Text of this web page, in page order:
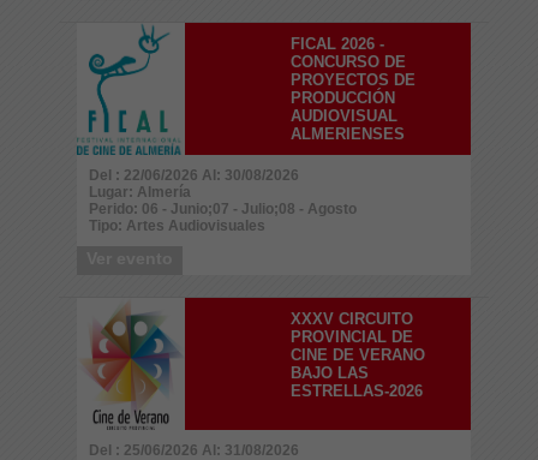
FICAL 2026 -
CONCURSO DE
PROYECTOS DE
PRODUCCIÓN
AUDIOVISUAL
ALMERIENSES
Del : 22/06/2026 Al: 30/08/2026
Lugar: Almería
Perido: 06 - Junio;07 - Julio;08 - Agosto
Tipo: Artes Audiovisuales
XXXV CIRCUITO
PROVINCIAL DE
CINE DE VERANO
BAJO LAS
ESTRELLAS-2026
Del : 25/06/2026 Al: 31/08/2026